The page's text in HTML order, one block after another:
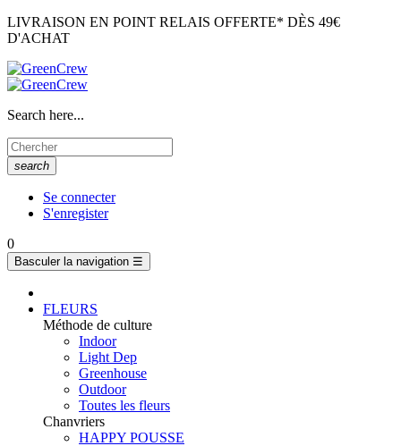
LIVRAISON EN POINT RELAIS OFFERTE* DÈS 49€
D'ACHAT
Search here...
search
Se connecter
S'enregister
0
Basculer la navigation ☰
FLEURS
Méthode de culture
Indoor
Light Dep
Greenhouse
Outdoor
Toutes les fleurs
Chanvriers
HAPPY POUSSE